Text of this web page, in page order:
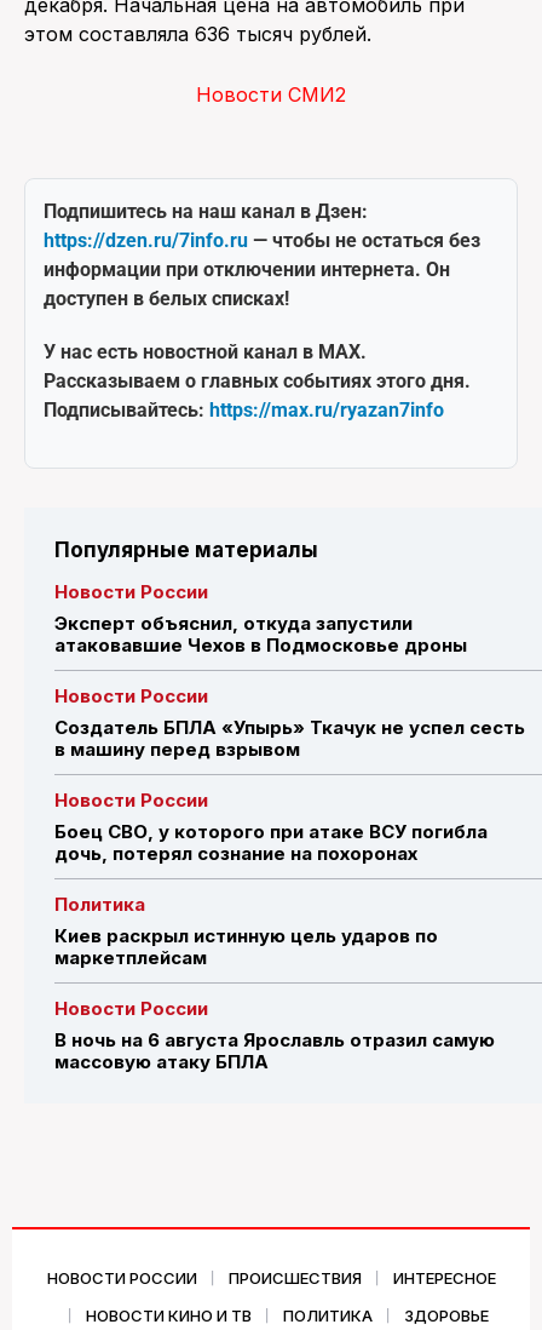
этом составляла 636 тысяч рублей.
Новости СМИ2
Подпишитесь на наш канал в Дзен:
https://dzen.ru/7info.ru — чтобы не остаться без
информации при отключении интернета. Он
доступен в белых списках!
У нас есть новостной канал в MAX.
Рассказываем о главных событиях этого дня.
Подписывайтесь: https://max.ru/ryazan7info
Популярные материалы
Новости России
Эксперт объяснил, откуда запустили
атаковавшие Чехов в Подмосковье дроны
Новости России
Создатель БПЛА «Упырь» Ткачук не успел сесть
в машину перед взрывом
Новости России
Боец СВО, у которого при атаке ВСУ погибла
дочь, потерял сознание на похоронах
Политика
Киев раскрыл истинную цель ударов по
маркетплейсам
Новости России
В ночь на 6 августа Ярославль отразил самую
массовую атаку БПЛА
НОВОСТИ РОССИИ ПРОИСШЕСТВИЯ
ИНТЕРЕСНОЕ
НОВОСТИ КИНО И ТВ
ПОЛИТИКА ЗДОРОВЬЕ